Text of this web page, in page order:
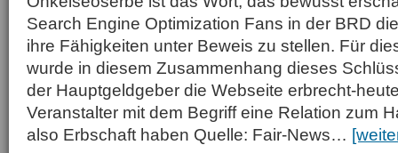
Search Engine Optimization Fans in der BRD
ihre Fähigkeiten unter Beweis zu stellen. Für
wurde in diesem Zusammenhang dieses
der Hauptgeldgeber die Webseite erbrecht-
Veranstalter mit dem Begriff eine Relation zum
also Erbschaft haben Quelle: Fair-News…